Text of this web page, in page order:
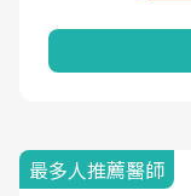
最多人推薦醫師